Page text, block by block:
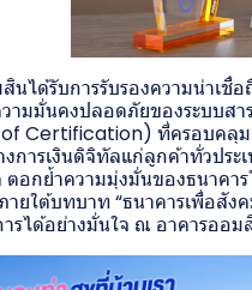
นได้รับการรับรองความน่าเชื่
ามมั่นคงปลอดภัยของระบบส
Certification) ที่ครอบคลุม
งการเงินดิจิทัลแก่ลูกค้าทั่วปร
อกย้ำความมุ่งมั่นของธนาคา
ยใต้บทบาท “ธนาคารเพื่อสัง
ารได้อย่างมั่นใจ ณ อาคารอ